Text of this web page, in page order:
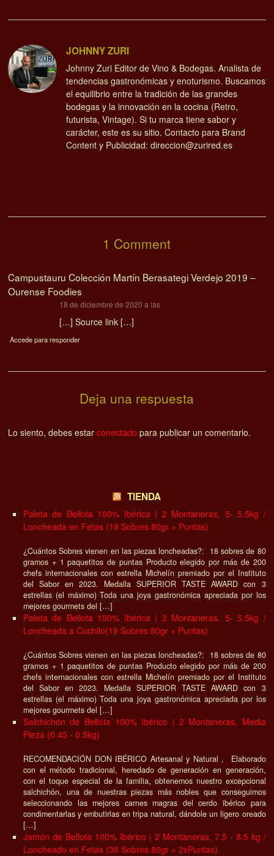
JOHNNY ZURI
Johnny Zuri Editor de Vino & Bodegas. Analista de
tendencias gastronómicas y enoturismo. Buscamos
el equilibrio entre la tradición de las grandes
bodegas y la innovación en la cocina (Retro,
futurista, Vintage). Si tu marca tiene sabor y
carácter, este es su sitio. Contacto para Brand
Content y Publicidad: direccion@zurired.es
1 Comment
Campustauru Colección Martín Berasategi Verdejo 2019 –
Ourense Foodies
18 de diciembre de 2020 a las
[…] Source link […]
Accede para responder
Deja una respuesta
Lo siento, debes estarconectado para publicar un comentario.
TIENDA
Paleta de Bellota 100% Ibérica | 2 Montaneras, 5- 5.5kg /
Loncheada en Fetas (19 Sobres 80gr + Puntas)
¿Cuántos Sobres vienen en las piezas loncheadas?: 18 sobres de 80
gramos + 1 paquetitos de puntas Producto elegido por más de 200
chefs internacionales con estrella Michelín premiado por el Instituto
del Sabor en 2023. Medalla SUPERIOR TASTE AWARD con 3
estrellas (el máximo) Toda una joya gastronómica apreciada por los
mejores gourmets del […]
Paleta de Bellota 100% Ibérica | 2 Montaneras, 5- 5.5kg /
Loncheada a Cuchilo(19 Sobres 80gr + Puntas)
¿Cuántos Sobres vienen en las piezas loncheadas?: 18 sobres de 80
gramos + 1 paquetitos de puntas Producto elegido por más de 200
chefs internacionales con estrella Michelín premiado por el Instituto
del Sabor en 2023. Medalla SUPERIOR TASTE AWARD con 3
estrellas (el máximo) Toda una joya gastronómica apreciada por los
mejores gourmets del […]
Salchichón de Bellota 100% Ibérico | 2 Montaneras, Media
Pieza (0.45 - 0.5kg)
RECOMENDACIÓN DON IBÉRICO Artesanal y Natural , Elaborado
con el método tradicional, heredado de generación en generación,
con el toque especial de la familia, obtenemos nuestro excepcional
salchichón, una de nuestras piezas más nobles que conseguimos
seleccionando las mejores carnes magras del cerdo ibérico para
condimentarlas y embutirlas en tripa natural, dándole un ligero oreado
[…]
Jamón de Bellota 100% Ibérico | 2 Montaneras, 7.5 - 8.5 kg /
Loncheado en Fetas (38 Sobres 80gr + 2xPuntas)